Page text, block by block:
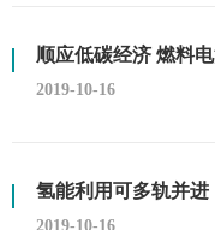
顺应低碳经济 燃料
2019-10-16
氢能利用可多轨并
2019-10-16